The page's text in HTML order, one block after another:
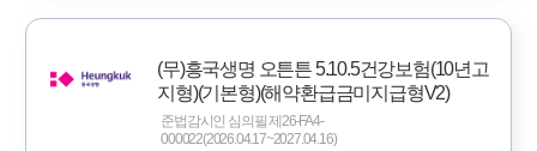
(무)흥국생명 오튼튼 5.10.5건강보험(10년고
지형)(기본형)(해약환급금미지급형V2)
준법감시인 심의필 제26-FA4-
000022(2026.04.17~2027.04.16)